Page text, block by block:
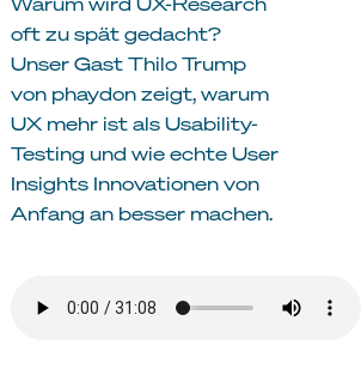
oft zu spät gedacht?
Unser Gast Thilo Trump
von phaydon zeigt, warum
UX mehr ist als Usability-
Testing und wie echte User
Insights Innovationen von
Anfang an besser machen.